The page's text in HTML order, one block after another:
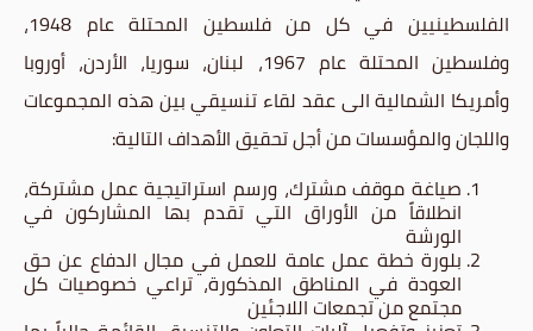
الفلسطينيين في كل من فلسطين المحتلة عام 1948،
وفلسطين المحتلة عام 1967، لبنان، سوريا، الأردن، أوروبا
وأمريكا الشمالية الى عقد لقاء تنسيقي بين هذه المجموعات
واللجان والمؤسسات من أجل تحقيق الأهداف التالية:
صياغة موقف مشترك، ورسم استراتيجية عمل مشتركة،
انطلاقاً من الأوراق التي تقدم بها المشاركون في
الورشة
بلورة خطة عمل عامة للعمل في مجال الدفاع عن حق
العودة في المناطق المذكورة، تراعي خصوصيات كل
مجتمع من تجمعات اللاجئين